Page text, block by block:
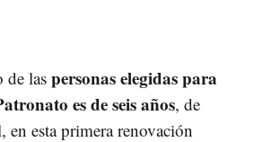
de las personas elegidas para
es de seis años, de
en esta primera renovación